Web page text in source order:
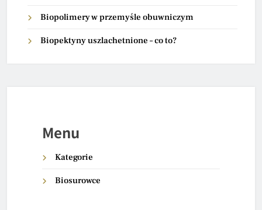
Biopolimery w przemyśle obuwniczym
Biopektyny uszlachetnione – co to?
Menu
Kategorie
Biosurowce